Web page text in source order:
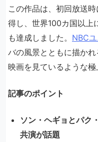
この作品は、初回放送
得し、世界100カ国以上
も達成しました。 NBC
バの風景とともに描か
映画を見ているような極
記事のポイント
ソン・ヘギョとパク
共演が話題